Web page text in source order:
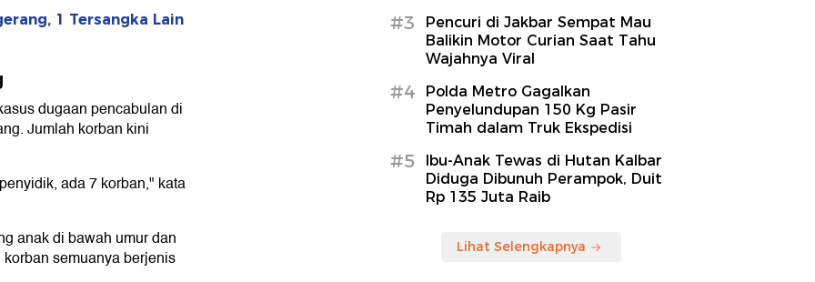
1 Tersangka Lain
dugaan pencabulan di
Jumlah korban kini
ada 7 korban," kata
anak di bawah umur dan
semuanya berjenis
#3
Pencuri di Jakbar Sempat Mau
Balikin Motor Curian Saat Tahu
Wajahnya Viral
#4
Polda Metro Gagalkan
Penyelundupan 150 Kg Pasir
Timah dalam Truk Ekspedisi
#5
Ibu-Anak Tewas di Hutan Kalbar
Diduga Dibunuh Perampok, Duit
Rp 135 Juta Raib
Lihat Selengkapnya